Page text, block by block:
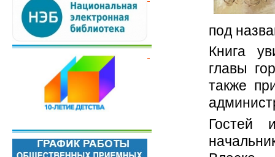
под
Книга
главы
также
Гостей